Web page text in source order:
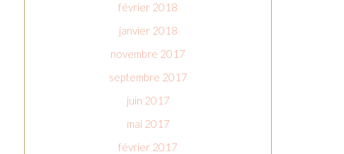
février 2018
janvier 2018
novembre 2017
septembre 2017
juin 2017
mai 2017
février 2017